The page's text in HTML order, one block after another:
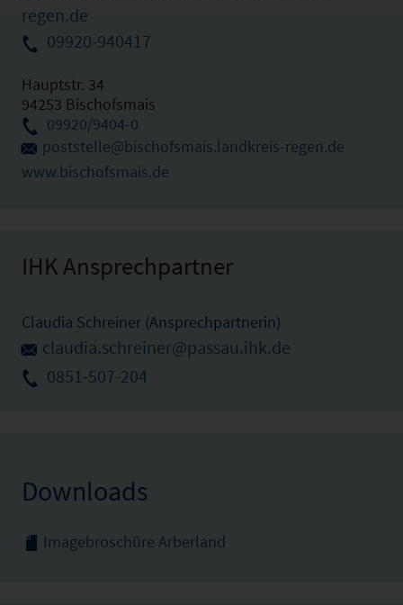
regen.de
09920-940417
Hauptstr. 34
94253 Bischofsmais
09920/9404-0
poststelle@bischofsmais.landkreis-regen.de
www.bischofsmais.de
IHK Ansprechpartner
Claudia Schreiner (Ansprechpartnerin)
claudia.schreiner@passau.ihk.de
0851-507-204
Downloads
Imagebroschüre Arberland